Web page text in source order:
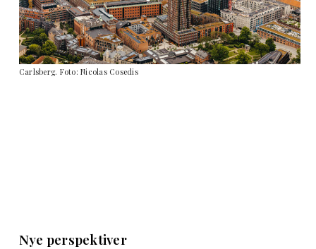
Carlsberg. Foto: Nicolas Cosedis
Nye perspektiver